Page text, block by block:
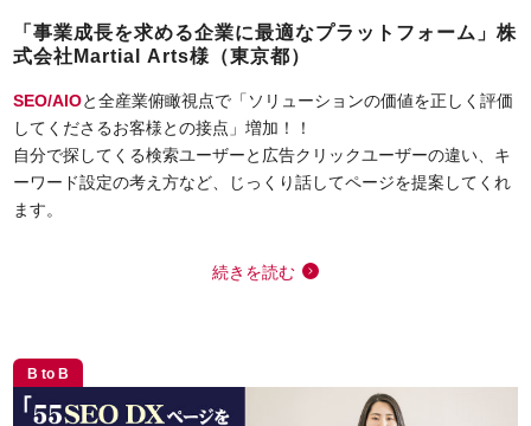
「事業成長を求める企業に最適なプラットフォーム」株
式会社Martial Arts様（東京都）
SEO/AIOと全産業俯瞰視点で「ソリューションの価値を正しく評価
してくださるお客様との接点」増加！！
自分で探してくる検索ユーザーと広告クリックユーザーの違い、キ
ーワード設定の考え方など、じっくり話してページを提案してくれ
ます。
続きを読む
B to B